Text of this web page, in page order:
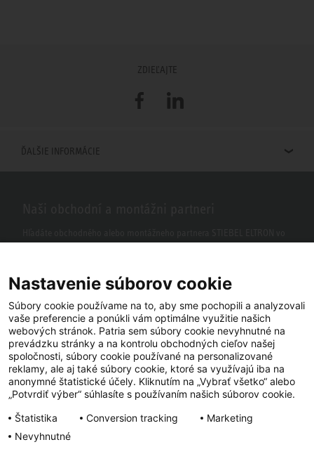
ZDIEĽAJTE
FacebookLinkedIn
ĎALŠIE INFORMÁCIE
Facebook YouTube LinkedIn
Instagram
Nastavenie súborov cookie
Súbory cookie používame na to, aby sme pochopili a analyzovali
vaše preferencie a ponúkli vám optimálne využitie našich
webových stránok. Patria sem súbory cookie nevyhnutné na
prevádzku stránky a na kontrolu obchodných cieľov našej
spoločnosti, súbory cookie používané na personalizované
reklamy, ale aj také súbory cookie, ktoré sa využívajú iba na
anonymné štatistické účely. Kliknutím na „Vybrať všetko“ alebo
„Potvrdiť výber“ súhlasíte s používaním našich súborov cookie.
Štatistika
Conversion tracking
Marketing
Nevyhnutné